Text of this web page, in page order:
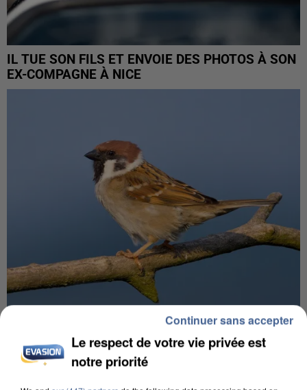
IL TUE SON FILS ET ENVOIE DES PHOTOS À SON
EX-COMPAGNE À NICE
APRÈS TOUTES CES CANICULES, LES REFUGES
DE FAUNE SAUVAGE SONT...
Le respect de votre vie privée est
notre priorité
Continuer sans accepter